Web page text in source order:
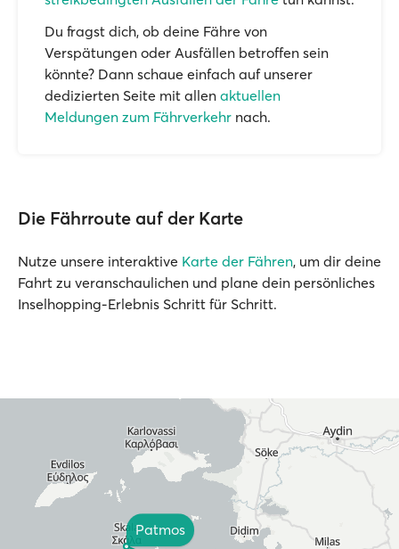
Du fragst dich, ob deine Fähre von
Verspätungen oder Ausfällen betroffen sein
könnte? Dann schaue einfach auf unserer
dedizierten Seite mit allen aktuellen
Meldungen zum Fährverkehr nach.
Die Fährroute auf der Karte
Nutze unsere interaktive Karte der Fähren, um dir deine
Fahrt zu veranschaulichen und plane dein persönliches
Inselhopping-Erlebnis Schritt für Schritt.
Patmos